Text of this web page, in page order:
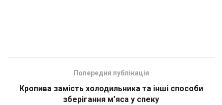
Попередня публікація
Кропива замість холодильника та інші способи
зберігання м’яса у спеку